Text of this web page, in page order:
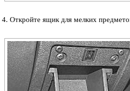
4. Откройте ящик для мелких